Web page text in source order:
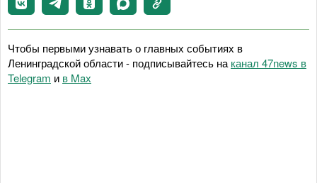
Чтобы первыми узнавать о главных событиях в
Ленинградской области - подписывайтесь на канал 47news в
Telegram и в Maх